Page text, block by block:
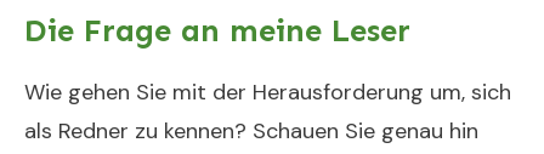
Die Frage an meine Leser
Wie gehen Sie mit der Herausforderung um, sich
als Redner zu kennen? Schauen Sie genau hin